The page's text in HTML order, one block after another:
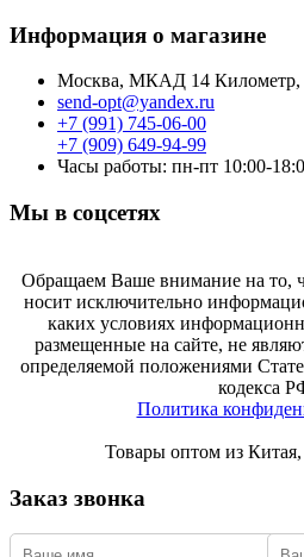
Информация о магазине
Москва, МКАД 14 Километр,
send-opt@yandex.ru
+7 (991) 745-06-00
+7 (909) 649-94-99
Часы работы: пн-пт 10:00-
Мы в соцсетях
Обращаем Ваше внимание на то,
носит исключительно
каких условиях
размещенные на сайте, не
определяемой положениями
кодекса
Политика
Товары оптом из
Заказ звонка